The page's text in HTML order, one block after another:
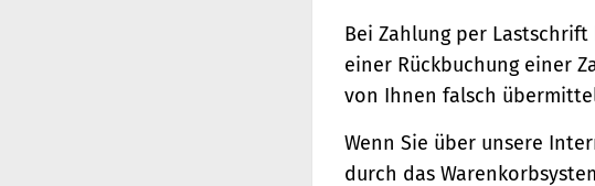
Bei Zahlung per
einer Rückbuchung einer
von Ihnen falsch
Wenn Sie über unsere
durch das